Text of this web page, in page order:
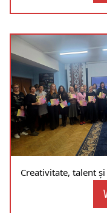
Creativitate, talent